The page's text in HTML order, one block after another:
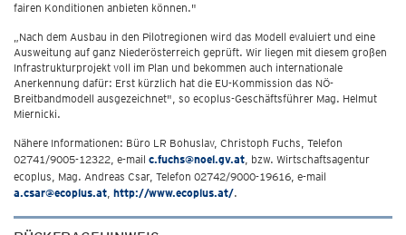
fairen Konditionen anbieten können."
„Nach dem Ausbau in den Pilotregionen wird das Modell evaluiert und eine
Ausweitung auf ganz Niederösterreich geprüft. Wir liegen mit diesem großen
Infrastrukturprojekt voll im Plan und bekommen auch internationale
Anerkennung dafür: Erst kürzlich hat die EU-Kommission das NÖ-
Breitbandmodell ausgezeichnet", so ecoplus-Geschäftsführer Mag. Helmut
Miernicki.
Nähere Informationen: Büro LR Bohuslav, Christoph Fuchs, Telefon
02741/9005-12322, e-mail c.fuchs@noel.gv.at, bzw. Wirtschaftsagentur
ecoplus, Mag. Andreas Csar, Telefon 02742/9000-19616, e-mail
a.csar@ecoplus.at, http://www.ecoplus.at/.